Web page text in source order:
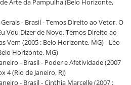
Arte da Pampulha (Belo Horizonte,
- Brasil - Temos Direito ao Vetor. O
Vou Dizer de Novo. Temos Direito ao
Vem (2005 : Belo Horizonte, MG) - Léo
Horizonte, MG)
- Brasil - Poder e Afetividade (2007
4 (Rio de Janeiro, RJ)
- Brasil - Cinthia Marcelle (2007 :